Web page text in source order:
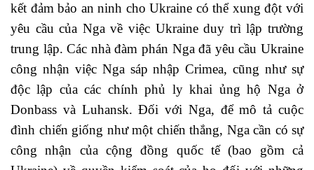
kết đảm bảo an ninh cho Ukraine có thể xung đột với
yêu cầu của Nga về việc Ukraine duy trì lập trường
trung lập. Các nhà đàm phán Nga đã yêu cầu Ukraine
công nhận việc Nga sáp nhập Crimea, cũng như sự
độc lập của các chính phủ ly khai ủng hộ Nga ở
Donbass và Luhansk. Đối với Nga, để mô tả cuộc
đình chiến giống như một chiến thắng, Nga cần có sự
công nhận của cộng đồng quốc tế (bao gồm cả